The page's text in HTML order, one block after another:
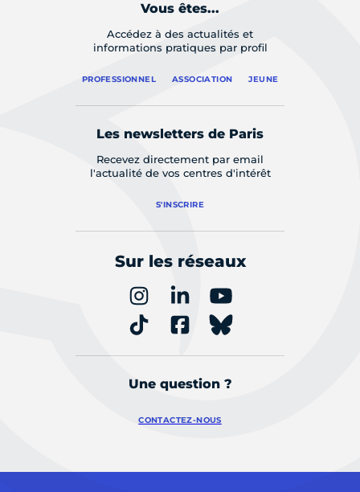
Vous êtes...
Accédez à des actualités et
informations pratiques par profil
PROFESSIONNEL ASSOCIATION JEUNE
Les newsletters de Paris
Recevez directement par email
l'actualité de vos centres d'intérêt
S'INSCRIRE
Sur les réseaux
Une question ?
CONTACTEZ-NOUS